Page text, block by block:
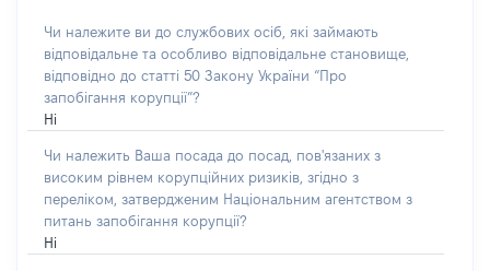
Чи належите ви до службових осіб, які займають
відповідальне та особливо відповідальне становище,
відповідно до статті 50 Закону України “Про
запобігання корупції”?
Ні
Чи належить Ваша посада до посад, пов'язаних з
високим рівнем корупційних ризиків, згідно з
переліком, затвердженим Національним агентством з
питань запобігання корупції?
Ні